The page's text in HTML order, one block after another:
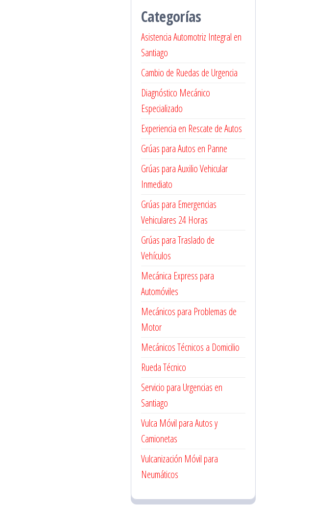
Categorías
Asistencia Automotriz Integral en
Santiago
Cambio de Ruedas de Urgencia
Diagnóstico Mecánico
Especializado
Experiencia en Rescate de Autos
Grúas para Autos en Panne
Grúas para Auxilio Vehicular
Inmediato
Grúas para Emergencias
Vehiculares 24 Horas
Grúas para Traslado de
Vehículos
Mecánica Express para
Automóviles
Mecánicos para Problemas de
Motor
Mecánicos Técnicos a Domicilio
Rueda Técnico
Servicio para Urgencias en
Santiago
Vulca Móvil para Autos y
Camionetas
Vulcanización Móvil para
Neumáticos